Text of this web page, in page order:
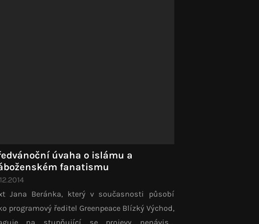
úvaha o islámu a
fanatismu
Jana Beránka, který v současnosti působí
programový ředitel Greenpeace Blízký Východ,
na stupňující se projevy nenávisti